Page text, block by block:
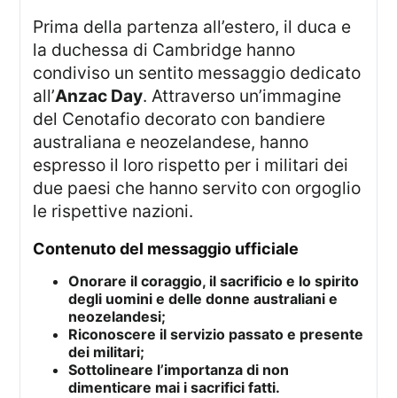
Prima della partenza all’estero, il duca e
la duchessa di Cambridge hanno
condiviso un sentito messaggio dedicato
all’Anzac Day. Attraverso un’immagine
del Cenotafio decorato con bandiere
australiana e neozelandese, hanno
espresso il loro rispetto per i militari dei
due paesi che hanno servito con orgoglio
le rispettive nazioni.
contenuto del messaggio ufficiale
Onorare il coraggio, il sacrificio e lo spirito
degli uomini e delle donne australiani e
neozelandesi;
Riconoscere il servizio passato e presente
dei militari;
Sottolineare l’importanza di non
dimenticare mai i sacrifici fatti.